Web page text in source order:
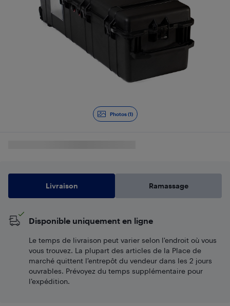
Photos (1)
Livraison Ramassage
Disponible uniquement en ligne
Le temps de livraison peut varier selon l'endroit où vous
vous trouvez. La plupart des articles de la Place de
marché quittent l’entrepôt du vendeur dans les 2 jours
ouvrables. Prévoyez du temps supplémentaire pour
l’expédition.